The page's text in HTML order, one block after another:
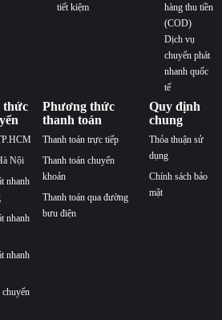
tiết kiệm
hàng thu tiền
(COD)
Dịch vụ
chuyển phát
nhanh quốc
tế
thức
Nội
nhanh
nhanh
nhanh
Phương thức
thanh toán
Thanh toán trực tiếp
Thanh toán chuyển
khoản
Thanh toán qua đường
bưu điện
Quy định
chung
Thỏa thuận sử
dụng
Chính sách bảo
mật